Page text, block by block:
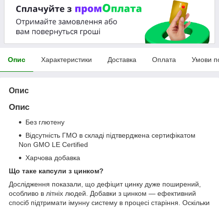
Опис Характеристики Доставка Оплата Умови
Опис
Опис
Без глютену
Відсутність ГМО в складі підтверджена сертифікатом
Non GMO LE Certified
Харчова добавка
Що таке капсули з цинком?
Дослідження показали, що дефіцит цинку дуже поширений,
особливо в літніх людей. Добавки з цинком — ефективний
спосіб підтримати імунну систему в процесі старіння. Оскільки